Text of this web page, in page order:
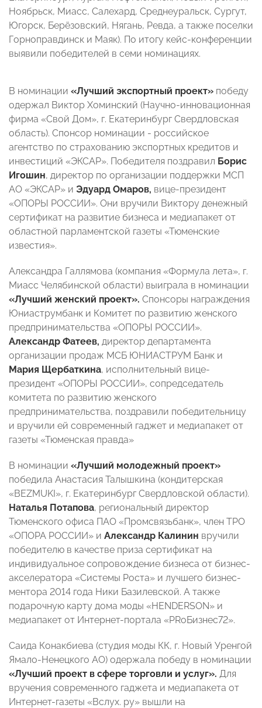
Ноябрьск, Миасс, Салехард, Среднеуральск, Сургут,
Югорск, Берёзовский, Нягань, Ревда, а также поселки
Горноправдинск и Маяк). По итогу кейс-конференции
выявили победителей в семи номинациях.
В номинации «Лучший экспортный проект» победу
одержал Виктор Хоминский (Научно-инновационная
фирма «Свой Дом», г. Екатеринбург Свердловская
область). Спонсор номинации - российское
агентство по страхованию экспортных кредитов и
инвестиций «ЭКСАР». Победителя поздравил Борис
Игошин, директор по организации поддержки МСП
АО «ЭКСАР» и Эдуард Омаров, вице-президент
«ОПОРЫ РОССИИ». Они вручили Виктору денежный
сертификат на развитие бизнеса и медиапакет от
областной парламентской газеты «Тюменские
известия».
Александра Галлямова (компания «Формула лета», г.
Миасс Челябинской области) выиграла в номинации
«Лучший женский проект». Спонсоры награждения
Юниаструмбанк и Комитет по развитию женского
предпринимательства «ОПОРЫ РОССИИ».
Александр Фатеев, директор департамента
организации продаж МСБ ЮНИАСТРУМ Банк и
Мария Щербаткина, исполнительный вице-
президент «ОПОРЫ РОССИИ», сопредседатель
комитета по развитию женского
предпринимательства, поздравили победительницу
и вручили ей современный гаджет и медиапакет от
газеты «Тюменская правда»
В номинации «Лучший молодежный проект»
победила Анастасия Талышкина (кондитерская
«BEZMUKI», г. Екатеринбург Свердловской области).
Наталья Потапова, региональный директор
Тюменского офиса ПАО «Промсвязьбанк», член ТРО
«ОПОРА РОССИИ» и Александр Калинин вручили
победителю в качестве приза сертификат на
индивидуальное сопровождение бизнеса от бизнес-
акселератора «Системы Роста» и лучшего бизнес-
ментора 2014 года Ники Базилевской. А также
подарочную карту дома моды «HENDERSON» и
медиапакет от Интернет-портала «PRоБизнес72».
Саида Конакбиева (студия моды КК, г. Новый Уренгой
Ямало-Ненецкого AO) одержала победу в номинации
«Лучший проект в сфере торговли и услуг». Для
вручения современного гаджета и медиапакета от
Интернет-газеты «Вслух. ру» вышли на